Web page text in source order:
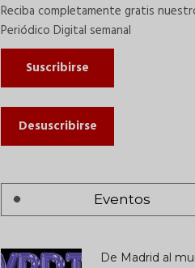
Reciba completamente gratis
Periódico Digital semanal
Suscribirse
Desuscribirse
Eventos
De Madrid al